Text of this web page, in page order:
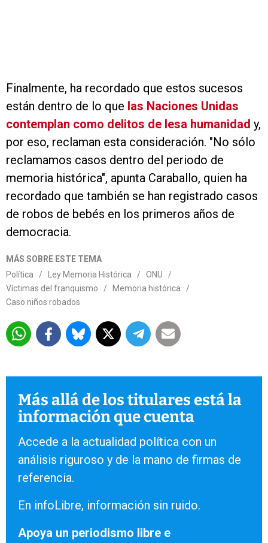
Finalmente, ha recordado que estos sucesos
están dentro de lo que las Naciones Unidas
contemplan como delitos de lesa humanidad y,
por eso, reclaman esta consideración. "No sólo
reclamamos casos dentro del periodo de
memoria histórica", apunta Caraballo, quien ha
recordado que también se han registrado casos
de robos de bebés en los primeros años de
democracia.
MÁS SOBRE ESTE TEMA
Política
/ Ley Memoria Histórica / ONU
/
Víctimas del franquismo
/ Memoria histórica
/
Caso niños robados
Más allá de los titulares está la
información que cuenta
Accede a la actualidad política con un
análisis riguroso y de la mano de firmas de
referencia.
En infoLibre, información sin ruido.
Apoya un periodismo libre e